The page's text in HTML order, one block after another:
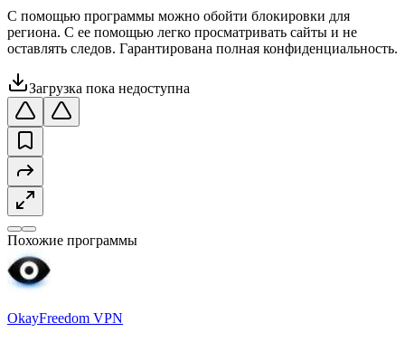
С помощью программы можно обойти блокировки для
региона. С ее помощью легко просматривать сайты и не
оставлять следов. Гарантирована полная конфиденциальность.
Загрузка пока недоступна
Похожие программы
OkayFreedom VPN